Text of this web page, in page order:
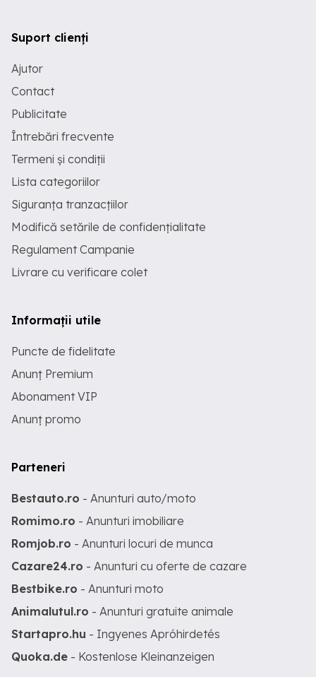
Suport clienți
Ajutor
Contact
Publicitate
Întrebări frecvente
Termeni și condiții
Lista categoriilor
Siguranța tranzacțiilor
Modifică setările de confidențialitate
Regulament Campanie
Livrare cu verificare colet
Informații utile
Puncte de fidelitate
Anunț Premium
Abonament VIP
Anunț promo
Parteneri
Bestauto.ro - Anunturi auto/moto
Romimo.ro - Anunturi imobiliare
Romjob.ro - Anunturi locuri de munca
Cazare24.ro - Anunturi cu oferte de cazare
Bestbike.ro - Anunturi moto
Animalutul.ro - Anunturi gratuite animale
Startapro.hu - Ingyenes Apróhirdetés
Quoka.de - Kostenlose Kleinanzeigen